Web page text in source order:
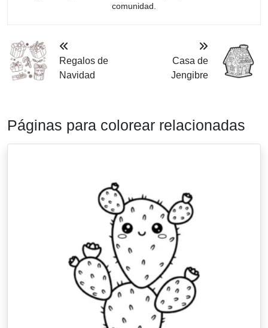
comunidad.
Regalos de
Navidad
Casa de
Jengibre
Páginas para colorear relacionadas